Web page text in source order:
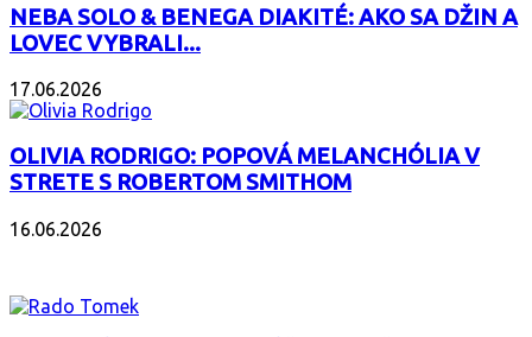
NEBA SOLO & BENEGA DIAKITÉ: AKO SA DŽIN A
LOVEC VYBRALI...
17.06.2026
OLIVIA RODRIGO: POPOVÁ MELANCHÓLIA V
STRETE S ROBERTOM SMITHOM
16.06.2026